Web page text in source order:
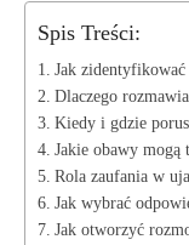
Spis Treści:
Jak
Dlaczego
Kiedy i gdzie
Jakie obawy mogą
Rola zaufania w
Jak wybrać
Jak otworzyć